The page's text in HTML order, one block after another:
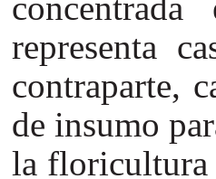
representa
contraparte,
de insumo
la floricultura